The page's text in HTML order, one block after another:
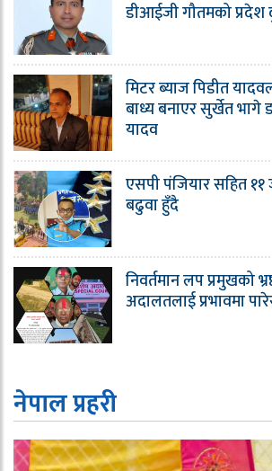
डीआईजी गौतमको प्रदेश
मिटर ब्याज पिडीत
बाध्य बनाएर सुर्खेत भागे
यादव
एसपी पंजियार सहित
बढुवा हुँदै
निवर्तमान लप प्रमुखको
अदालतलाई प्रभावमा
नेपाल प्रहरी